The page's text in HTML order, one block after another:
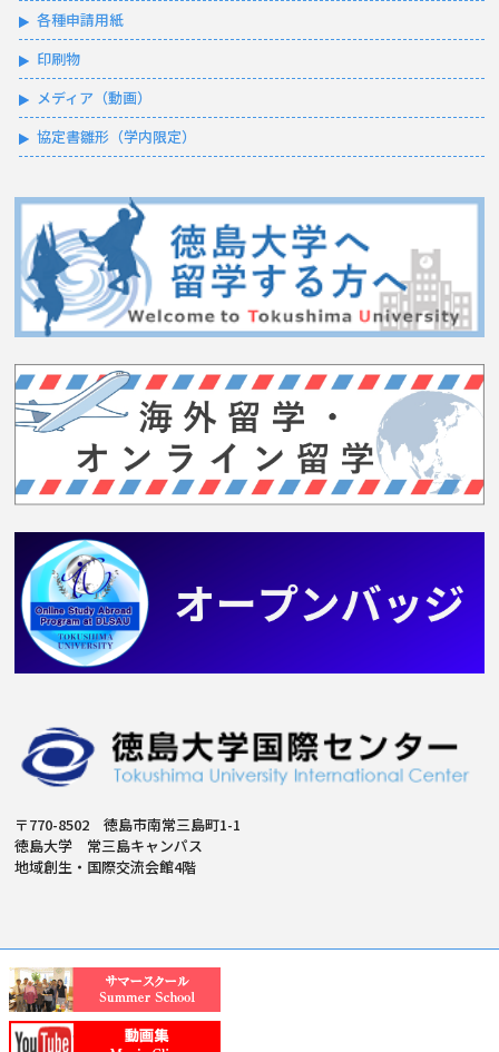
各種申請用紙
印刷物
メディア（動画）
協定書雛形（学内限定）
〒770-8502 徳島市南常三島町1-1
徳島大学 常三島キャンパス
地域創生・国際交流会館4階